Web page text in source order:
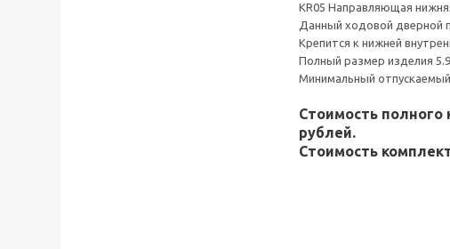
KR05 Направляющая
Данный ходовой дверной
Крепится к нижней
Полный размер изделия
Минимальный
Стоимость
рублей.
Стоимость